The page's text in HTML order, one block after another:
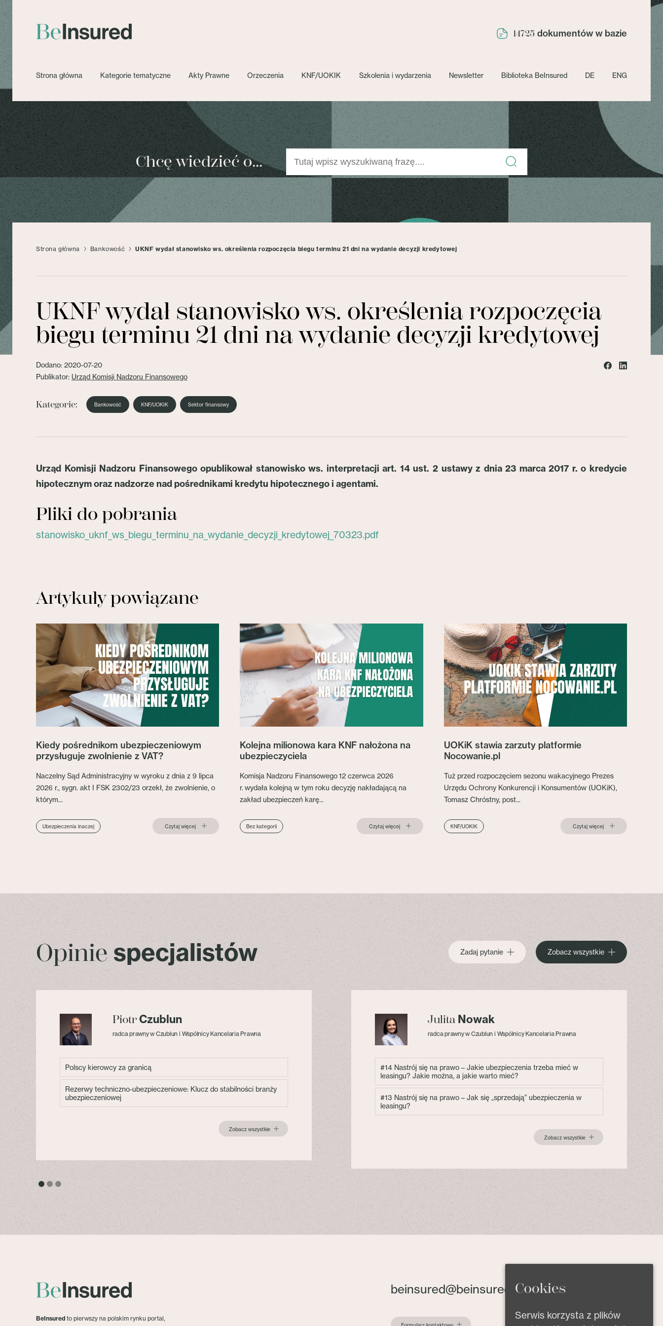
14725 dokumentów w bazie
Strona główna Kategorie tematyczne Akty Prawne Orzeczenia KNF/UOKIK Szkolenia i wydarzenia Newsletter Biblioteka BeInsured DE ENG
Chcę wiedzieć o...
Strona główna Bankowość UKNF wydał stanowisko ws. określenia rozpoczęcia biegu terminu 21 dni na wydanie decyzji kredytowej
UKNF wydał stanowisko ws. określenia rozpoczęcia
biegu terminu 21 dni na wydanie decyzji kredytowej
Dodano: 2020-07-20
Publikator: Urząd Komisji Nadzoru Finansowego
Kategorie: Bankowość KNF/UOKIK Sektor finansowy
Urząd Komisji Nadzoru Finansowego opublikował stanowisko ws. interpretacji art. 14 ust. 2 ustawy z dnia 23 marca 2017 r. o kredycie
hipotecznym oraz nadzorze nad pośrednikami kredytu hipotecznego i agentami.
Pliki do pobrania
stanowisko_uknf_ws_biegu_terminu_na_wydanie_decyzji_kredytowej_70323.pdf
Artykuły powiązane
Kiedy pośrednikom ubezpieczeniowym
przysługuje zwolnienie z VAT?
Naczelny Sąd Administracyjny w wyroku z dnia z 9 lipca
2026 r., sygn. akt I FSK 2302/23 orzekł, że zwolnienie, o
którym...
Ubezpieczenia inaczej Czytaj więcej
Kolejna milionowa kara KNF nałożona na
ubezpieczyciela
Komisja Nadzoru Finansowego 12 czerwca 2026
r. wydała kolejną w tym roku decyzję nakładającą na
zakład ubezpieczeń karę...
Bez kategorii Czytaj więcej
UOKiK stawia zarzuty platformie
Nocowanie.pl
Tuż przed rozpoczęciem sezonu wakacyjnego Prezes
Urzędu Ochrony Konkurencji i Konsumentów (UOKiK),
Tomasz Chróstny, post...
KNF/UOKIK Czytaj więcej
Opinie specjalistów Zadaj pytanie Zobacz wszystkie
PiotrCzublun
radca prawny w Czublun i Wspólnicy Kancelaria Prawna
Polscy kierowcy za granicą
Rezerwy techniczno-ubezpieczeniowe: Klucz do stabilności branży
ubezpieczeniowej
Zobacz wszystkie
Julita Nowak
radca prawny w Czublun i Wspólnicy Kancelaria Prawna
#14 Nastrój się na prawo – Jakie ubezpieczenia trzeba mieć w
leasingu? Jakie można, a jakie warto mieć?
#13 Nastrój się na prawo – Jak się „sprzedają” ubezpieczenia w
leasingu?
Zobacz wszystkie
BeInsured to pierwszy na polskim rynku portal,
beinsured@beinsured.plCookies
Serwis korzysta z plików